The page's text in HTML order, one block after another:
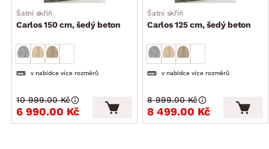
Šatní skříň
Carlos 150 cm, šedý beton
v nabídce více rozměrů
6 990.00 Kč
10 999.00 Kč
Šatní skříň
Carlos 125 cm, šedý beton
v nabídce více rozměrů
8 499.00 Kč
8 999.00 Kč